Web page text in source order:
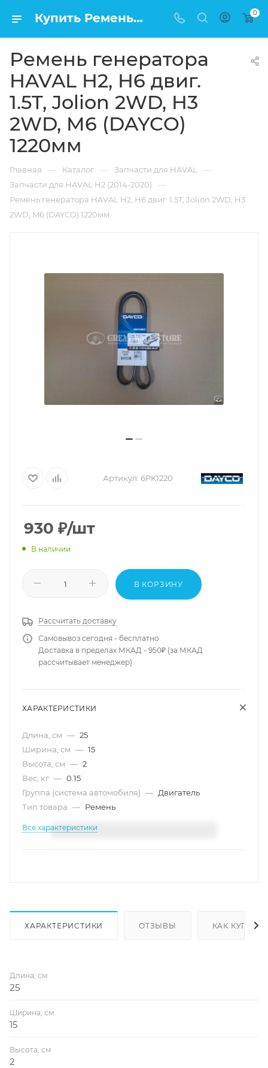
Купить Ремень генератора HAVAL H2, H6 двиг. 1.5T, Jolion 2WD, H3 2WD, M6 (DAYCO) 1220мм в Москве по низкой цене 0
Ремень генератора
HAVAL H2, H6 двиг.
1.5T, Jolion 2WD, H3
2WD, M6 (DAYCO)
1220мм
Главная — Каталог — Запчасти для HAVAL —
Запчасти для HAVAL H2 (2014-2020) —
Ремень генератора HAVAL H2, H6 двиг. 1.5T, Jolion 2WD, H3
2WD, M6 (DAYCO) 1220мм
Артикул: 6PK1220
930 ₽/шт
В наличии
В КОРЗИНУ
Рассчитать доставку
Самовывоз сегодня - бесплатно
Доставка в пределах МКАД - 950₽ (за МКАД
рассчитывает менеджер)
ХАРАКТЕРИСТИКИ
Длина, см — 25
Ширина, см — 15
Высота, см — 2
Вес, кг — 0.15
Группа (система автомобиля) — Двигатель
Тип товара — Ремень
Все характеристики
ХАРАКТЕРИСТИКИ ОТЗЫВЫ КАК КУПИТЬ
Длина, см
25
Ширина, см
15
Высота, см
2